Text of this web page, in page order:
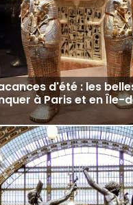
d'été : les
à Paris et en Île-